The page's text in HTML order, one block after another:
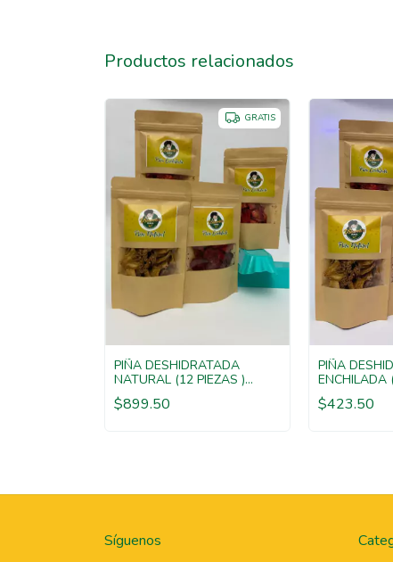
Productos relacionados
GRATIS
PIÑA DESHIDRATADA
NATURAL (12 PIEZAS )
720gr
$899.50
PIÑA
ENCHILADA
gr
$423.50
Síguenos